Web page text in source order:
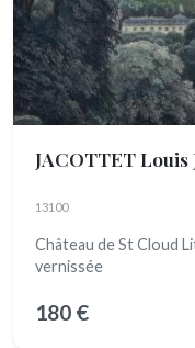
JACOTTET Louis
13100
Château de St Cloud
vernissée
180 €